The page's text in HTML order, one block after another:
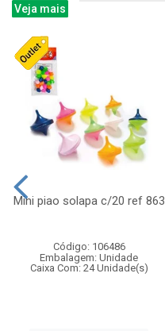
Veja mais
Mini piao solapa c/20 ref 863
Código: 106486
Embalagem: Unidade
Caixa Com: 24 Unidade(s)